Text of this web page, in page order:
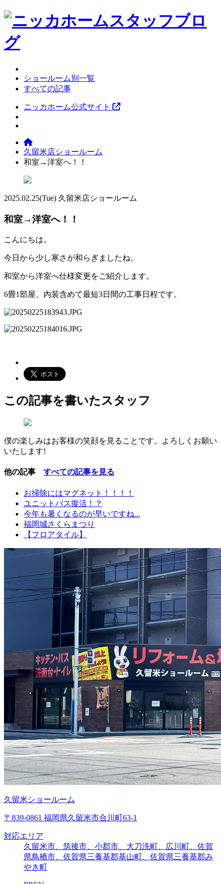
ショールーム別一覧
すべての記事
ニッカホーム公式サイト
久留米店ショールーム
和室→洋室へ！！
2025.02.25(Tue) 久留米店ショールーム
和室→洋室へ！！
こんにちは。
今日から少し寒さが和らぎましたね。
和室から洋室へ仕様変更をご紹介します。
6畳1部屋、内装含めて最短3日間の工事日程です。
この記事を書いたスタッフ
僕の楽しみはお客様の笑顔を見ることです。よろしくお願い
いたします!
他の記事 すべての記事を見る
お掃除にはマグネット！！！！
ユニットバス復活！？
今年も暑くなるのが早いですね...
福岡城さくらまつり
【フロアタイル】
久留米ショールーム
〒839-0861 福岡県久留米市合川町63-1
対応エリア
久留米市、筑後市、小郡市、大刀洗町、広川町、佐賀
県鳥栖市、佐賀県三養基郡基山町、佐賀県三養基郡み
やき町